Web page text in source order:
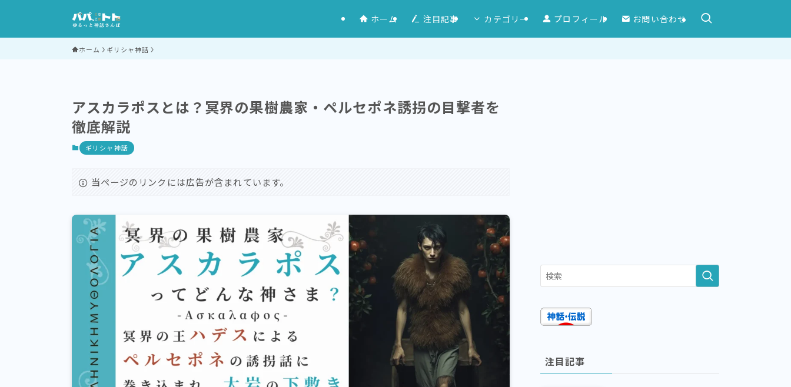
ホーム 注目記事 カテゴリー プロフィール お問い合わせ
ホーム ギリシャ神話
アスカラポスとは？冥界の果樹農家・ペルセポネ誘拐の目撃者を
徹底解説
ギリシャ神話
当ページのリンクには広告が含まれています。
注目記事